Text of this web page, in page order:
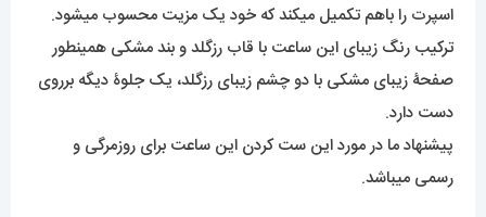
اسپرت را باهم تکمیل میکند که خود یک مزیت محسوب میشود.
ترکیب رنگ زیبای این ساعت با قاب رزگلد و بند مشکی همینطور
صفحۀ زیبای مشکی با دو چشم زیبای رزگلد، یک جلوۀ دیگه برروی
دست دارد.
پیشنهاد ما در مورد این ست کردن این ساعت برای روزمرگی و
رسمی میباشد.